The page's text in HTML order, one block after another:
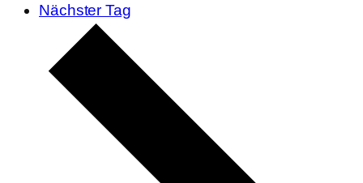
Nächster Tag